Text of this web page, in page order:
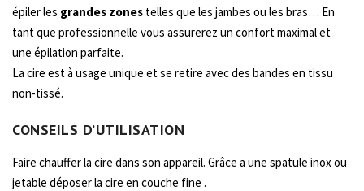
épiler les grandes zones telles que les jambes ou les bras… En
tant que professionnelle vous assurerez un confort maximal et
une épilation parfaite.
La cire est à usage unique et se retire avec des bandes en tissu
non-tissé.
CONSEILS D’UTILISATION
Faire chauffer la cire dans son appareil. Grâce a une spatule inox ou
jetable déposer la cire en couche fine .